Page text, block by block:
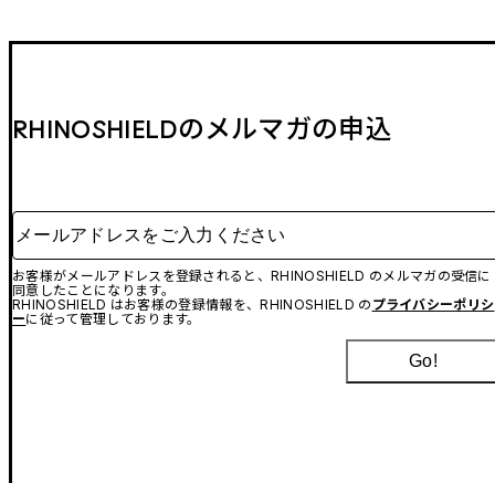
RHINOSHIELDのメルマガの申込
メールアドレスをご入力ください
お客様がメールアドレスを登録されると、RHINOSHIELD のメルマガの受信に
同意したことになります。
RHINOSHIELD はお客様の登録情報を、RHINOSHIELD の プライバシーポリシ
ーに従って管理しております。
Go!